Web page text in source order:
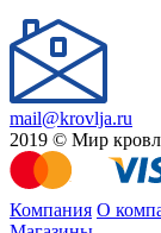
mail@krovlja.ru
2019 © Мир
Компания О